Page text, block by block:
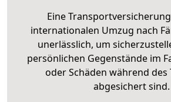
Eine
internationalen Umzug nach
unerlässlich, um
persönlichen Gegenstände im
oder Schäden während des
abgesichert sind.